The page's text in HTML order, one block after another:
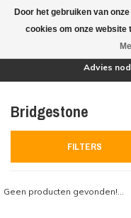
Advies
Bridgestone
FILTERS
Geen producten gevonden!...
Door het gebruiken van
cookies om onze website